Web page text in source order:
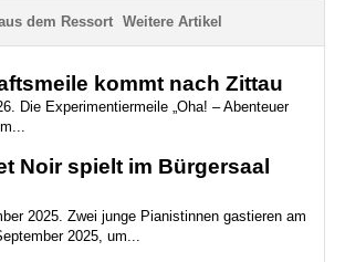
Weitere Artikel
kommt nach Zittau
Die Experimentiermeile „Oha! – Abenteuer
Noir spielt im Bürgersaal
2025. Zwei junge Pianistinnen gastieren am
2025, um...